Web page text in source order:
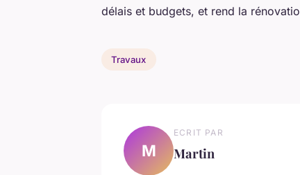
délais et budgets, et rend la
Travaux
M
ECRIT PAR
Martin